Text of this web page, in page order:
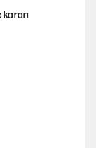
kararı